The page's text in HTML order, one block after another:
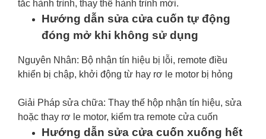
tắc hành trình, thay thế hành trình mới.
Hướng dẫn sửa cửa cuốn tự động
đóng mở khi không sử dụng
Nguyên Nhân: Bộ nhận tín hiệu bị lỗi, remote điều
khiển bị chập, khởi động từ hay rơ le motor bị hỏng
Giải Pháp sửa chữa: Thay thế hộp nhận tín hiệu, sửa
hoặc thay rơ le motor, kiểm tra remote cửa cuốn
Hướng dẫn sửa cửa cuốn xuống hết